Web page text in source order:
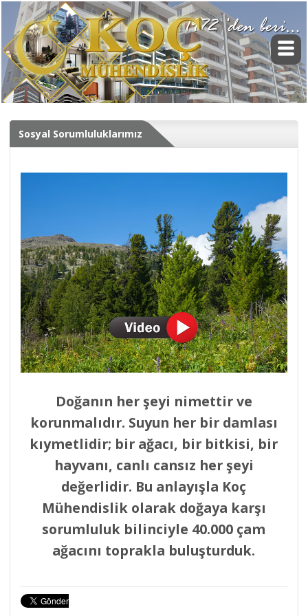
Sosyal Sorumluluklarımız
Doğanın her şeyi nimettir ve
korunmalıdır. Suyun her bir damlası
kıymetlidir; bir ağacı, bir bitkisi, bir
hayvanı, canlı cansız her şeyi
değerlidir. Bu anlayışla Koç
Mühendislik olarak doğaya karşı
sorumluluk bilinciyle 40.000 çam
ağacını toprakla buluşturduk.